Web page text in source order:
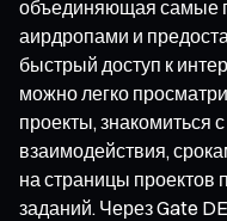
объединяющая самые
аирдропами и
быстрый доступ к
можно легко
проекты, знакомиться
взаимодействия,
на страницы
заданий. Через Gate